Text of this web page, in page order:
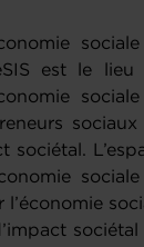
est le lieu
sociaux
sociétal.
sociétal